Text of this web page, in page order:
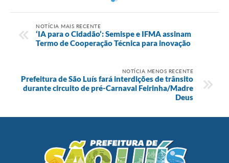
NOTÍCIA MAIS RECENTE
‘IA para o Cidadão’: Semispe e IFMA assinam
Termo de Cooperação Técnica para inovação
NOTÍCIA MENOS RECENTE
Prefeitura de São Luís fará interdições de trânsito
durante circuito de pré-Carnaval Feirinha/Madre
Deus